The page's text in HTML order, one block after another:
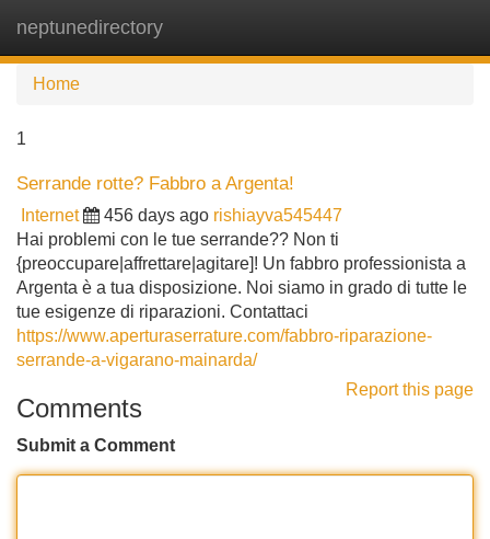
neptunedirectory
Home
1
Serrande rotte? Fabbro a Argenta!
Internet 456 days ago rishiayva545447
Hai problemi con le tue serrande?? Non ti
{preoccupare|affrettare|agitare]! Un fabbro professionista a
Argenta è a tua disposizione. Noi siamo in grado di tutte le
tue esigenze di riparazioni. Contattaci
https://www.aperturaserrature.com/fabbro-riparazione-
serrande-a-vigarano-mainarda/
Report this page
Comments
Submit a Comment